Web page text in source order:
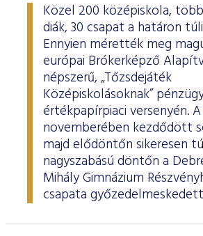
Közel 200 középiskola,
diák, 30 csapat a határon
Ennyien mérették meg
európai Brókerképző
népszerű, „Tőzsdejáték
Középiskolásoknak”
értékpapírpiaci versenyén. A
novemberében kezdődött
majd elődöntőn sikeresen
nagyszabású döntőn a
Mihály Gimnázium
csapata